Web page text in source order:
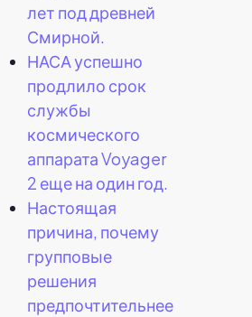
лет под древней
Смирной.
НАСА успешно
продлило срок
службы
космического
аппарата Voyager
2 еще на один год.
Настоящая
причина, почему
групповые
решения
предпочтительнее